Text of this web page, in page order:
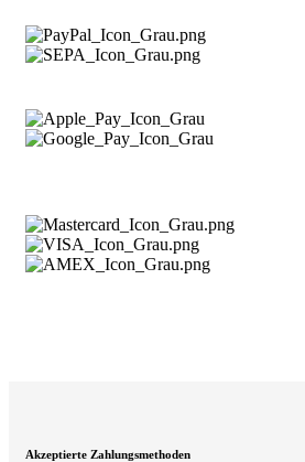
Akzeptierte Zahlungsmethoden